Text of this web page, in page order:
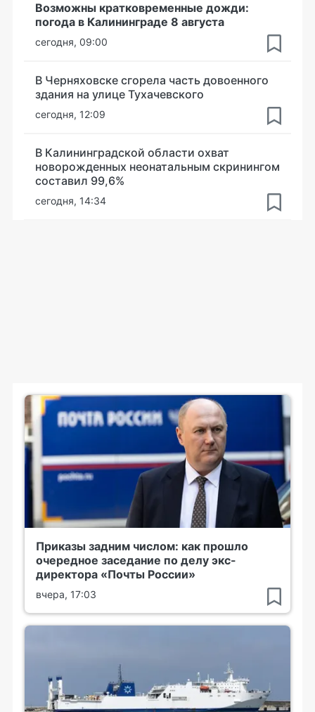
Возможны кратковременные дожди:
погода в Калининграде 8 августа
сегодня, 09:00
В Черняховске сгорела часть довоенного
здания на улице Тухачевского
сегодня, 12:09
В Калининградской области охват
новорожденных неонатальным скринингом
составил 99,6%
сегодня, 14:34
Приказы задним числом: как прошло
очередное заседание по делу экс-
директора «Почты России»
вчера, 17:03